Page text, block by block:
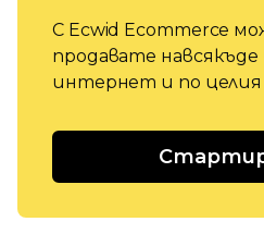
С Ecwid Ecommerce
продавате навсякъде
интернет и по целия